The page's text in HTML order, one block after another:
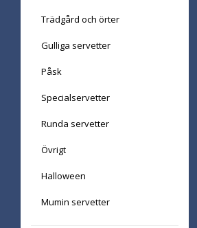
Trädgård och örter
Gulliga servetter
Påsk
Specialservetter
Runda servetter
Övrigt
Halloween
Mumin servetter